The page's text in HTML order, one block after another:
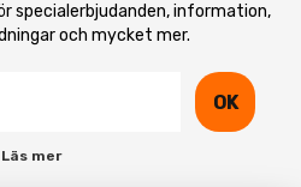
specialerbjudanden, information,
och mycket mer.
OK
Läs mer